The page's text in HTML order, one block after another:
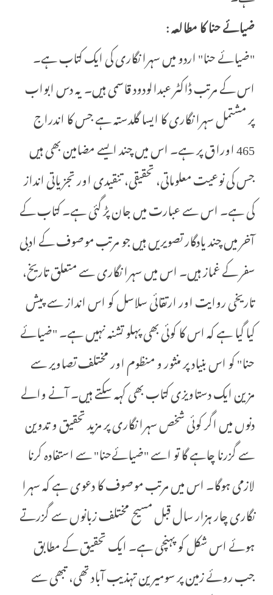
ضیائے حنا کا مطالعہ:
"ضیائے حنا" اردو میں سہرا نگاری کی ایک کتاب ہے۔
اس کے مرتب ڈاکٹر عبدالودود قاسمی ہیں۔ یہ دس ابواب
پر مشتمل سہرا نگاری کا ایسا گلدستہ ہے جس کا اندراج
465 اوراق پر ہے۔ اس میں چند ایسے مضامین بھی ہیں
جس کی نوعیت معلوماتی، تحقیقی، تنقیدی اور تجزیاتی انداز
کی ہے۔ اس سے عبارت میں جان پڑ گئی ہے۔ کتاب کے
آخر میں چند یادگار تصویریں ہیں جو مرتب موصوف کے ادبی
سفر کے غماز ہیں۔ اس میں سہرا نگاری سے متعلق تاریخ،
تاریخی روایت اور ارتقائی سلاسل کو اس انداز سے پیش
کیا گیا ہے کہ اس کا کوئی بھی پہلو تشنہ نہیں ہے۔ "ضیائے
حنا" کو اس بنیاد پر منثور و منظوم اور مختلف تصاویر سے
مزین ایک دستاویزی کتاب بھی کہہ سکتے ہیں۔ آنے والے
دنوں میں اگر کوئی شخص سہرا نگاری پر مزید تحقیق و تدوین
سے گزرنا چاہے گا تو اسے "ضیائےحنا" سے استفادہ کرنا
لازمی ہوگا۔ اس میں مرتب موصوف کا دعوی ہے کہ سہرا
نگاری چار ہزار سال قبل مسیح مختلف زبانوں سے گزرتے
ہوئے اس شکل کو پہنچی ہے۔ ایک تحقیق کے مطابق
جب روئے زمین پر سومیرین تہذیب آباد تھی، تبھی سے